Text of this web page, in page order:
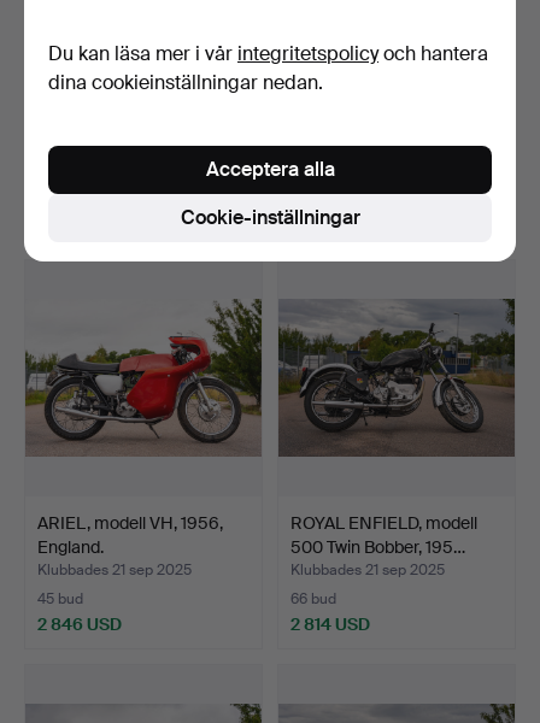
England.
35 bud
Meteor, 1954, Englan…
Klubbades 21 sep 2025
41 bud
2 951 USD
ARIEL, modell VH, 1956,
England.
Klubbades 21 sep 2025
45 bud
2 846 USD
ROYAL ENFIELD, modell
500 Twin Bobber, 195…
Klubbades 21 sep 2025
66 bud
2 814 USD
Du kan läsa mer i vår integritetspolicyoch hantera
dina cookieinställningar nedan.
Cookie-inställningar
Acceptera alla